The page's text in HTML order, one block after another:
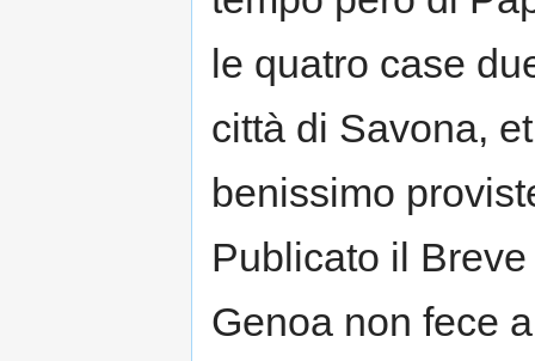
le quatro case
città di Savona,
benissimo
Publicato il
Genoa non fece